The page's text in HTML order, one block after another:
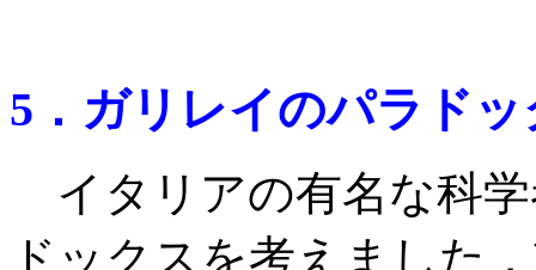
5．ガリレイのパラドッ
イタリアの有名な科
ドックスを考えました